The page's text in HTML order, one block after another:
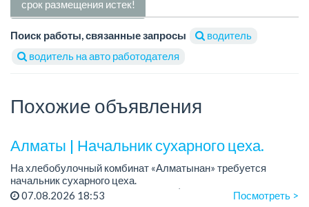
срок размещения истек!
Поиск работы, связанные запросы
водитель
водитель на авто работодателя
Похожие объявления
Алматы | Начальник сухарного цеха.
На хлебобулочный комбинат «Алматынан» требуется
начальник сухарного цеха.
Зарплата: от 300 000 тенге на руки (обсуждается на
07.08.2026 18:53 Посмотреть >